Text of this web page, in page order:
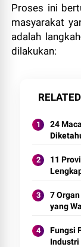
Proses ini
masyarakat
adalah
dilakukan:
24
11
7
yang
Fungsi
Industri